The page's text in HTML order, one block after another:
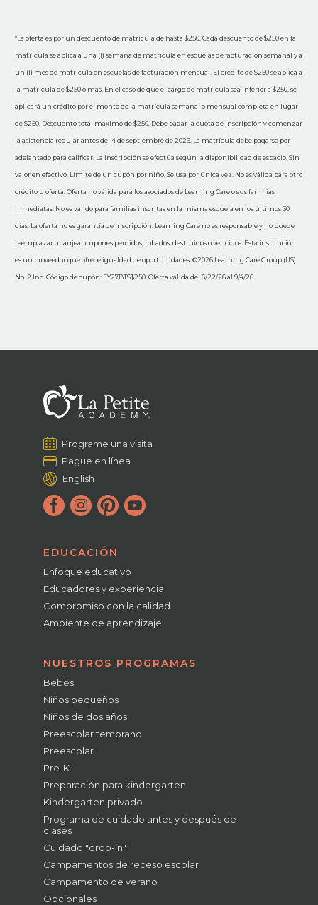
*La oferta es por un descuento de matrícula de hasta $250. Cada descuento de $250 en la
matrícula se aplica a una (1) semana de matrícula en escuelas de facturación semanal y a
un (1) mes de matrícula en escuelas de facturación mensual. El crédito de $250 se aplica a
la matrícula de $250 o más. En el caso de que el cargo de matrícula sea inferior a $250, se
aplicará un crédito por el monto de la matrícula semanal o mensual completa en lugar
de $250. Descuento total máximo de $250. Debe pagar la cuota de inscripción y comenzar
la asistencia regular antes del 4 de septiembre de 2026. La matrícula debe pagarse por
adelantado para calificar. La inscripción se efectúa según la disponibilidad de espacio. Sin
valor en efectivo. Límite de un cupón por niño. Se usa por única vez. No es válida para otro
crédito u oferta. Oferta no válida para los asociados de Learning Care o sus familias
inmediatas. No es válido para familias inscritas en la misma escuela en los últimos 30
días. La oferta no es garantía de inscripción. Learning Care no es responsable y no puede
reemplazar o canjear cupones perdidos, robados, destruidos o vencidos. Esta institución
es un proveedor que ofrece igualdad de oportunidades. ©2026 Learning Care Group (US)
No. 2 Inc. Código de cupón: FY27BTS$250. Oferta válida del 6/22/26 al 9/4/26.
Programe una visita
Pague en línea
English
EDUCACIÓN
Enfoque educativo
Educadores y experiencia
Compromiso con la calidad
Ambiente de aprendizaje
NUESTROS PROGRAMAS
Bebés
Niños pequeños
Niños de dos años
Preescolar temprano
Preescolar
Pre-K
Preparación para kindergarten
Kindergarten privado
Programa de cuidado antes y después de
clases
Cuidado "drop-in"
Campamentos de receso escolar
Campamento de verano
Opcionales